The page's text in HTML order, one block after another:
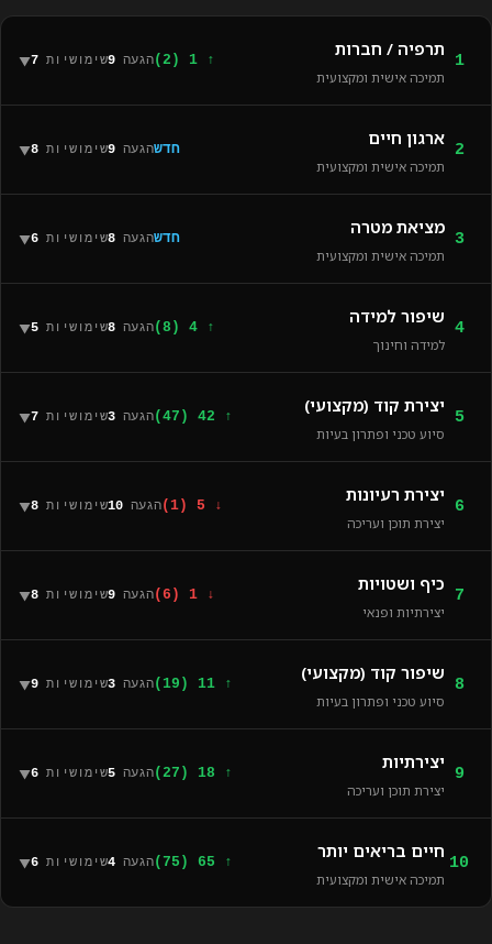
1
תרפיה / חברות
תמיכה אישית ומקצועית
↑ 1 (2) הגעה 9שימושיות 7
▼
2
ארגון חיים
תמיכה אישית ומקצועית
חדשהגעה 9שימושיות 8
▼
3
מציאת מטרה
תמיכה אישית ומקצועית
חדשהגעה 8שימושיות 6
▼
4
שיפור למידה
למידה וחינוך
↑ 4 (8) הגעה 8שימושיות 5
▼
5
יצירת קוד (מקצועי)
סיוע טכני ופתרון בעיות
↑ 42 (47) הגעה 3שימושיות 7
▼
6
יצירת רעיונות
יצירת תוכן ועריכה
↓ 5 (1) הגעה 10שימושיות 8
▼
7
כיף ושטויות
יצירתיות ופנאי
↓ 1 (6) הגעה 9שימושיות 8
▼
8
שיפור קוד (מקצועי)
סיוע טכני ופתרון בעיות
↑ 11 (19) הגעה 3שימושיות 9
▼
9
יצירתיות
יצירת תוכן ועריכה
↑ 18 (27) הגעה 5שימושיות 6
▼
10
חיים בריאים יותר
תמיכה אישית ומקצועית
↑ 65 (75) הגעה 4שימושיות 6
▼